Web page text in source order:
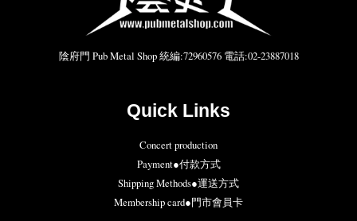
陰府門 Pub Metal Shop 統編:72960576 電話:02-23887018
Quick Links
Concert production
Payment●付款方式
Shipping Methods●運送方式
Membership card●門市會員卡